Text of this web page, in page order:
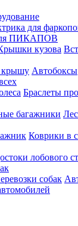
для
ПИКАПОВ
кузова
крышу Автобоксы
Браслеты
багажники
Коврики в
лобового
собак